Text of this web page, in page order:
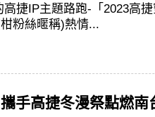
捷IP主題路跑-「2023高
粉絲暱稱)熱情...
手高捷冬漫祭點燃